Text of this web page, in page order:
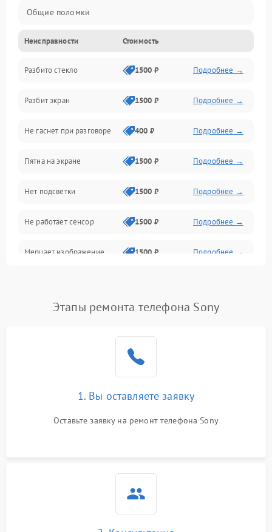
Общие поломки
Проблемы связи
Камеры
Проблемы с дисплеем и сенсором
Зарядка
Проблемы с питанием, зарядкой и аккумулятором
Проблемы с работой системы, корпусом и другие
Неисправности Стоимость
Разбито стекло 1500 ₽ Подробнее →
Разбит экран 1500 ₽ Подробнее →
Не гаснет при разговоре 400 ₽ Подробнее →
Пятна на экране 1500 ₽ Подробнее →
Нет подсветки 1500 ₽ Подробнее →
Не работает сенсор 1500 ₽ Подробнее →
Мерцает изображение 1500 ₽ Подробнее →
Не работает Face ID 4000 ₽ Подробнее →
Этапы ремонта телефона Sony
1. Вы оставляете заявку
Оставьте заявку на ремонт телефона Sony